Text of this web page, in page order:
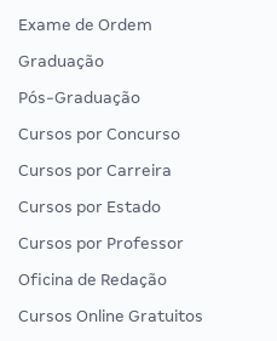
Exame de Ordem
Graduação
Pós-Graduação
Cursos por Concurso
Cursos por Carreira
Cursos por Estado
Cursos por Professor
Oficina de Redação
Cursos Online Gratuitos